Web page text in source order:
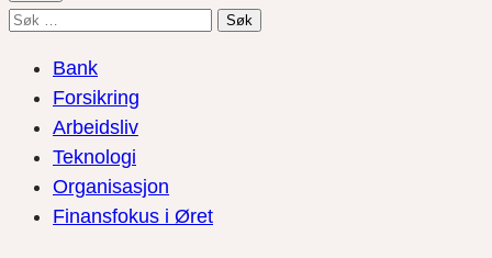
Søk
Bank
Forsikring
Arbeidsliv
Teknologi
Organisasjon
Finansfokus i Øret